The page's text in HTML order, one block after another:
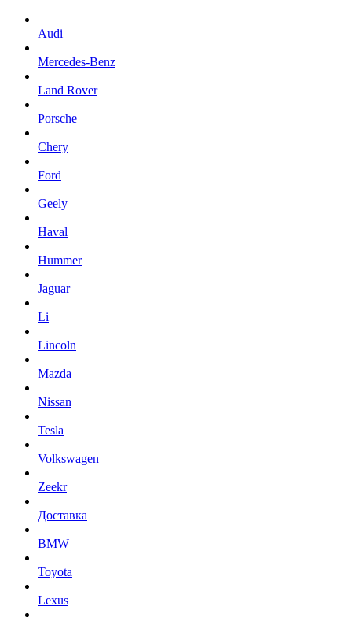
Audi
Mercedes-Benz
Land Rover
Porsche
Chery
Ford
Geely
Haval
Hummer
Jaguar
Li
Lincoln
Mazda
Nissan
Tesla
Volkswagen
Zeekr
Доставка
BMW
Toyota
Lexus